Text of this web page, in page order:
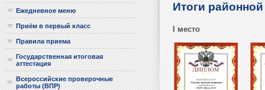
Ежедневное меню
Приём в первый класс
Правила приема
Государственная итоговая
аттестация
Всероссийские проверочные
работы (ВПР)
Итоги
I место